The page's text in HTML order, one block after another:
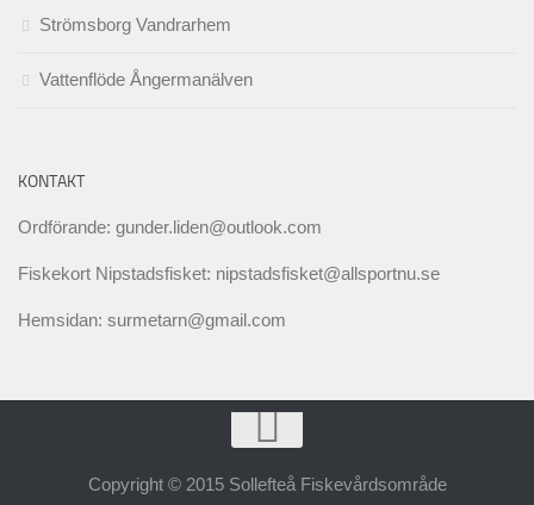
Strömsborg Vandrarhem
Vattenflöde Ångermanälven
KONTAKT
Ordförande: gunder.liden@outlook.com
Fiskekort Nipstadsfisket: nipstadsfisket@allsportnu.se
Hemsidan: surmetarn@gmail.com
Copyright © 2015 Sollefteå Fiskevårdsområde